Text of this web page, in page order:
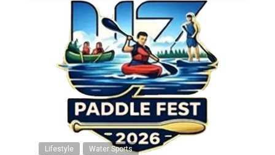
Lifestyle Water Sports